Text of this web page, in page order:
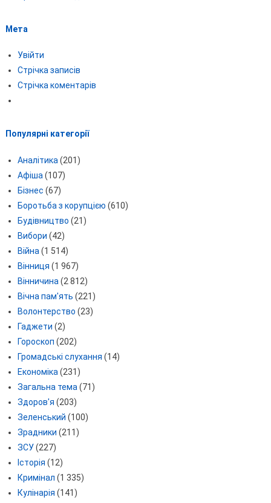
Мета
Увійти
Стрічка записів
Стрічка коментарів
Популярні категорії
Аналітика (201)
Афіша (107)
Бізнес (67)
Боротьба з корупцією (610)
Будівництво (21)
Вибори (42)
Війна (1 514)
Вінниця (1 967)
Вінничина (2 812)
Вічна пам'ять (221)
Волонтерство (23)
Гаджети (2)
Гороскоп (202)
Громадські слухання (14)
Економіка (231)
Загальна тема (71)
Здоров'я (203)
Зеленський (100)
Зрадники (211)
ЗСУ(227)
Історія (12)
Кримінал (1 335)
Кулінарія (141)